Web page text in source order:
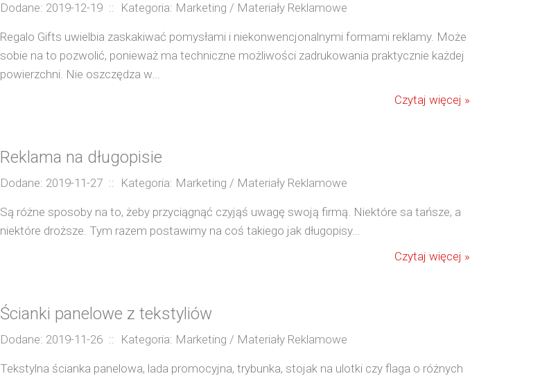
Dodane: 2019-12-19 :: Kategoria: Marketing / Materiały Reklamowe
Regalo Gifts uwielbia zaskakiwać pomysłami i niekonwencjonalnymi formami reklamy. Może
sobie na to pozwolić, ponieważ ma techniczne możliwości zadrukowania praktycznie każdej
powierzchni. Nie oszczędza w...
Czytaj więcej »
Reklama na długopisie
Dodane: 2019-11-27 :: Kategoria: Marketing / Materiały Reklamowe
Są różne sposoby na to, żeby przyciągnąć czyjąś uwagę swoją firmą. Niektóre sa tańsze, a
niektóre droższe. Tym razem postawimy na coś takiego jak długopisy...
Czytaj więcej »
Ścianki panelowe z tekstyliów
Dodane: 2019-11-26 :: Kategoria: Marketing / Materiały Reklamowe
Tekstylna ścianka panelowa, lada promocyjna, trybunka, stojak na ulotki czy flaga o różnych